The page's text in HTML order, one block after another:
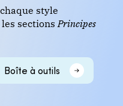
style
sections Principes
Boîte à outils